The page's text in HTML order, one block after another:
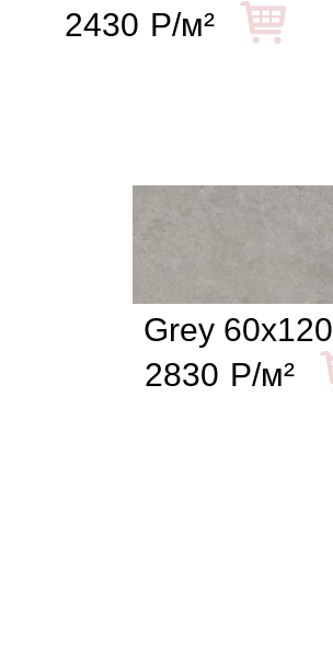
2430 Р/м²
Grey 60x120
2830 Р/м²